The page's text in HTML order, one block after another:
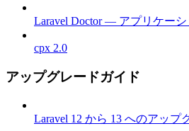
Laravel Doctor — アプリケー
cpx 2.0
アップグレードガイド
Laravel 12 から 13 へのアップ